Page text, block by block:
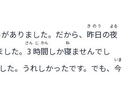
ありました。だから、 昨日
きのう
の夜
よる
した。 3
さん
時
じ
間
かん
しか寝
ね
ませんでし
た。うれしかったです。でも、 今
いま